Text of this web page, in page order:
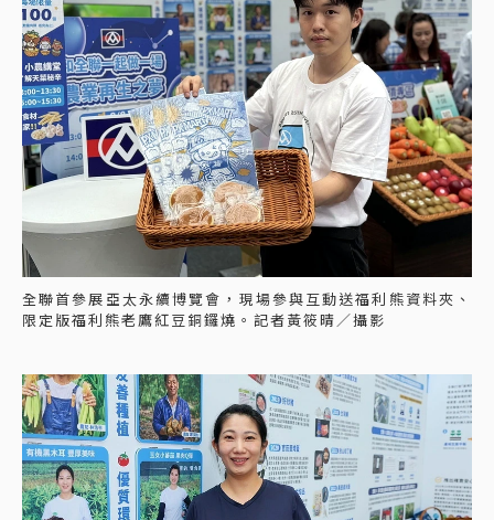
全聯首參展亞太永續博覽會，現場參與互動送福利熊資料夾、
限定版福利熊老鷹紅豆銅鑼燒。記者黃筱晴／攝影